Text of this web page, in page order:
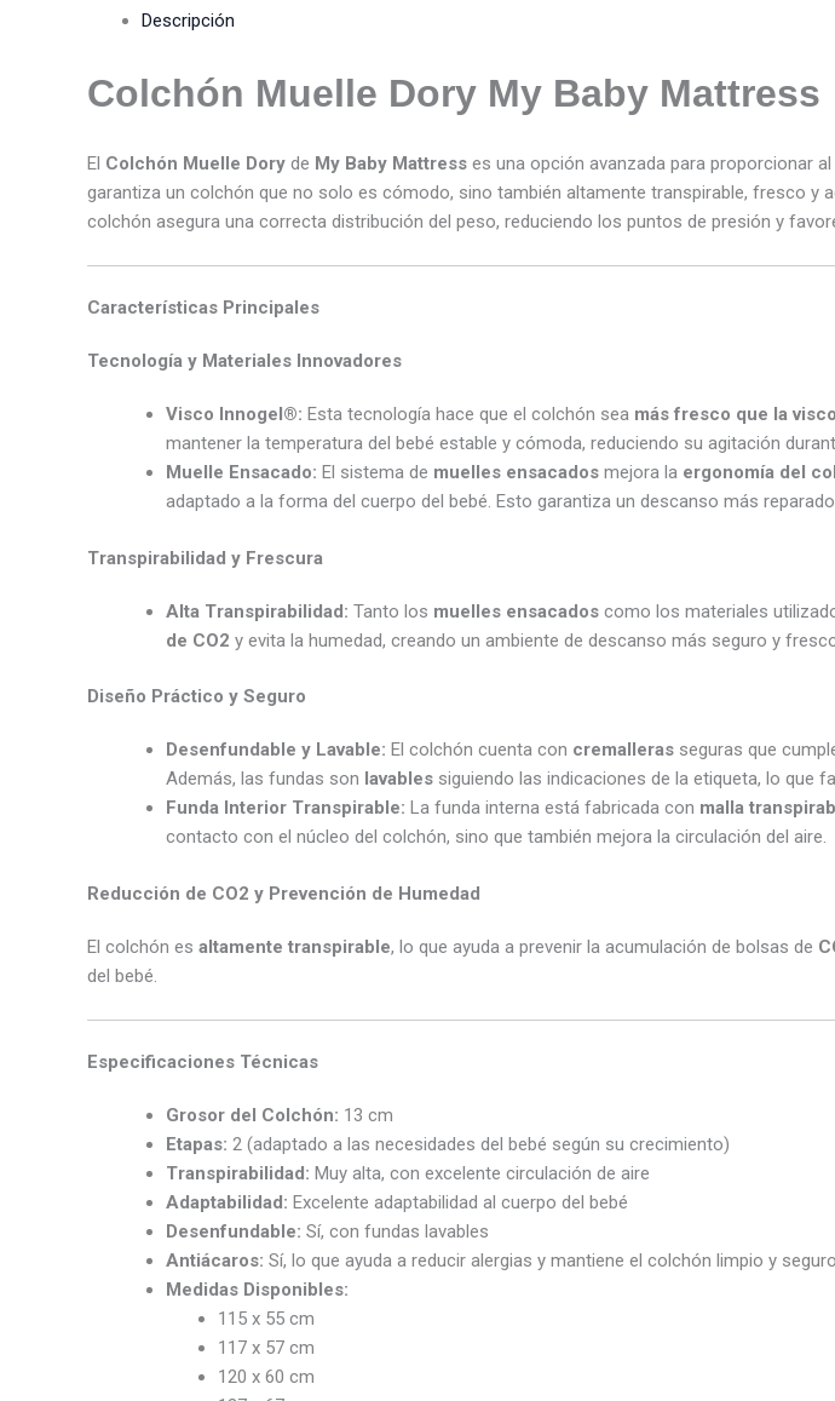
Descripción
Colchón Muelle Dory My Baby Mattress
El Colchón Muelle Dory de My Baby Mattress es una opción avanzada para proporcionar
garantiza un colchón que no solo es cómodo, sino también altamente transpirable, fresco y
colchón asegura una correcta distribución del peso, reduciendo los puntos de presión y
Características Principales
Tecnología y Materiales Innovadores
Visco Innogel®: Esta tecnología hace que el colchón sea más fresco que la
mantener la temperatura del bebé estable y cómoda, reduciendo su agitación
Muelle Ensacado: El sistema de muelles ensacados mejora la ergonomía del
adaptado a la forma del cuerpo del bebé. Esto garantiza un descanso más
Transpirabilidad y Frescura
Alta Transpirabilidad: Tanto los muelles ensacados como los materiales
de CO2 y evita la humedad, creando un ambiente de descanso más seguro y
Diseño Práctico y Seguro
Desenfundable y Lavable: El colchón cuenta con cremalleras seguras que
Además, las fundas son lavables siguiendo las indicaciones de la etiqueta, lo que
Funda Interior Transpirable: La funda interna está fabricada con malla
contacto con el núcleo del colchón, sino que también mejora la circulación del aire.
Reducción de CO2 y Prevención de Humedad
El colchón es altamente transpirable, lo que ayuda a prevenir la acumulación de bolsas de
del bebé.
Especificaciones Técnicas
Grosor del Colchón: 13 cm
Etapas: 2 (adaptado a las necesidades del bebé según su crecimiento)
Transpirabilidad: Muy alta, con excelente circulación de aire
Adaptabilidad: Excelente adaptabilidad al cuerpo del bebé
Desenfundable: Sí, con fundas lavables
Antiácaros: Sí, lo que ayuda a reducir alergias y mantiene el colchón limpio y seguro
Medidas Disponibles:
115 x 55 cm
117 x 57 cm
120 x 60 cm